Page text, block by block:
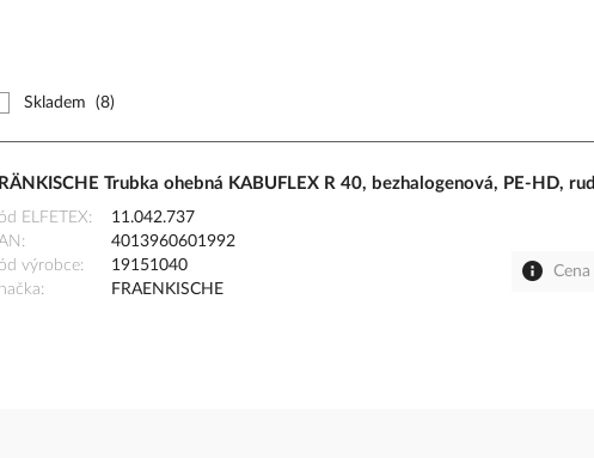
Skladem (8)
Trubka ohebná KABUFLEX R 40, bezhalogenová, PE-HD,
ELFETEX
11.042.737
4013960601992
výrobce
19151040
FRAENKISCHE
Cena